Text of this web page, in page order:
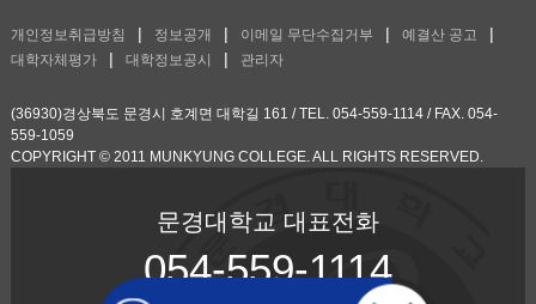
개인정보취급방침 정보공개 이메일 무단수집거부
예결산 공고
대학자체평가
대학정보공시 관리자
(36930)경상북도 문경시 호계면 대학길 161 / TEL. 054-559-1114 / FAX. 054-
559-1059
COPYRIGHT © 2011 MUNKYUNG COLLEGE. ALL RIGHTS RESERVED.
문경대학교 대표전화
054-559-1114